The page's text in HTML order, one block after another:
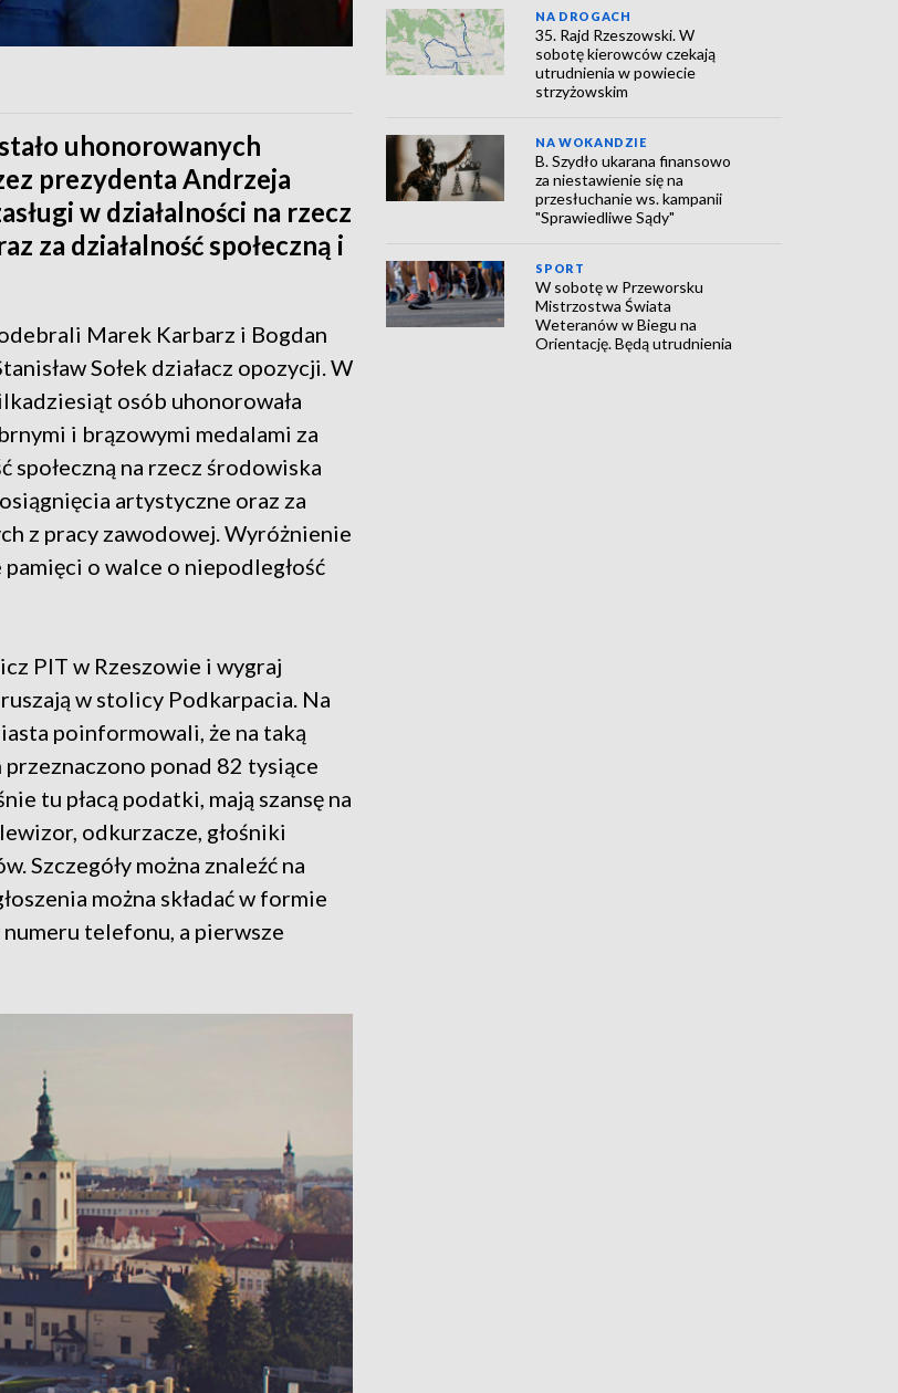
uhonorowanych
prezydenta Andrzeja
w działalności na rzecz
za działalność społeczną i
Marek Karbarz i Bogdan
Sołek działacz opozycji. W
osób uhonorowała
i brązowymi medalami za
społeczną na rzecz środowiska
artystyczne oraz za
z pracy zawodowej. Wyróżnienie
o walce o niepodległość
PIT w Rzeszowie i wygraj
w stolicy Podkarpacia. Na
poinformowali, że na taką
przeznaczono ponad 82 tysiące
tu płacą podatki, mają szansę na
odkurzacze, głośniki
Szczegóły można znaleźć na
można składać w formie
telefonu, a pierwsze
NA DROGACH
35. Rajd Rzeszowski. W
sobotę kierowców czekają
utrudnienia w powiecie
strzyżowskim
NA WOKANDZIE
B. Szydło ukarana finansowo
za niestawienie się na
przesłuchanie ws. kampanii
"Sprawiedliwe Sądy"
SPORT
W sobotę w Przeworsku
Mistrzostwa Świata
Weteranów w Biegu na
Orientację. Będą utrudnienia